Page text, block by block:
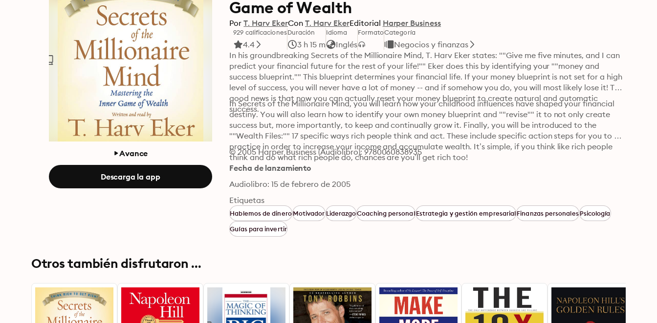
Avance
Descarga la app
Game of Wealth
Por T. Harv EkerCon T. Harv EkerEditorial Harper Business
929 calificaciones
4.4
Duración
3 h 15 m
Idioma
Inglés
FormatoCategoría
Negocios y finanzas
In his groundbreaking Secrets of the Millionaire Mind, T. Harv Eker states: ""Give me five minutes, and I can
predict your financial future for the rest of your life!"" Eker does this by identifying your ""money and
success blueprint."" This blueprint determines your financial life. If your money blueprint is not set for a high
level of success, you will never have a lot of money -- and if somehow you do, you will most likely lose it! The
good news is that now you can actually reset your money blueprint to create natural and automatic
success.
In Secrets of the Millionaire Mind, you will learn how your childhood influences have shaped your financial
destiny. You will also learn how to identify your own money blueprint and ""revise"" it to not only create
success but, more importantly, to keep and continually grow it. Finally, you will be introduced to the
""Wealth Files:"" 17 specific ways rich people think and act. These include specific action steps for you to
practice in order to increase your income and accumulate wealth. It’s simple, if you think like rich people
think and do what rich people do, chances are you’ll get rich too!
© 2005 Harper Business (Audiolibro): 9780060838935
Fecha de lanzamiento
Audiolibro: 15 de febrero de 2005
Etiquetas
Hablemos de dineroMotivadorLiderazgoCoaching personalEstrategia y gestión empresarialFinanzas personalesPsicología
Guías para invertir
Otros también disfrutaron ...